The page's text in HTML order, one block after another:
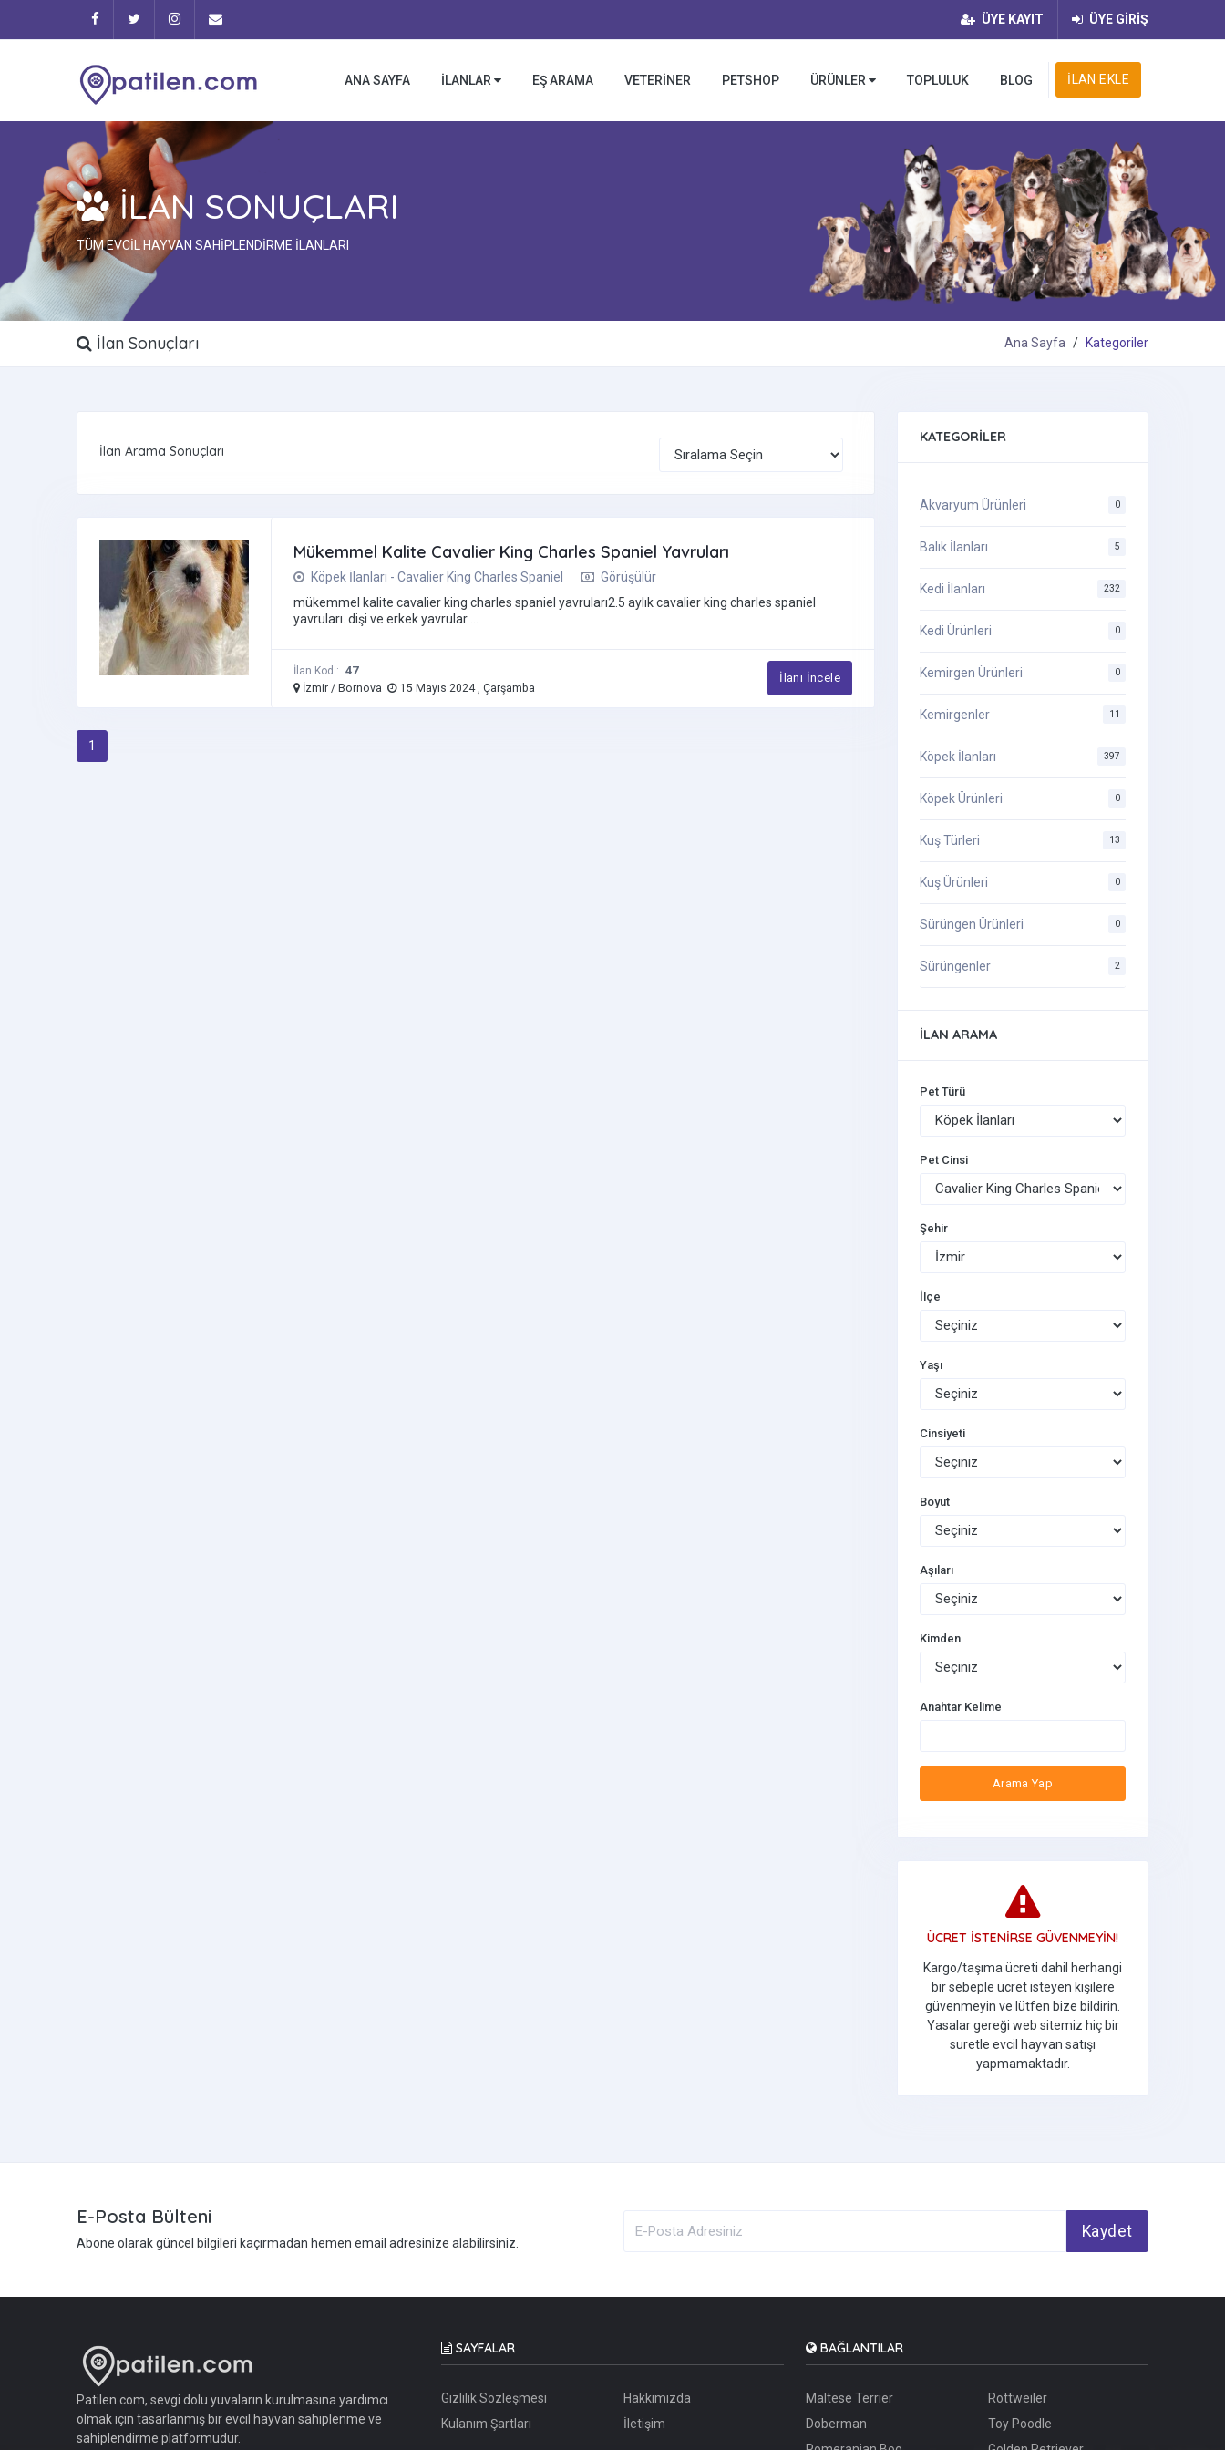
ÜYE KAYIT ÜYE GİRİŞ
ANA SAYFA İLANLAR EŞ ARAMA VETERİNER PETSHOP ÜRÜNLER TOPLULUK BLOG İLAN EKLE
İLAN SONUÇLARI
TÜM EVCİL HAYVAN SAHİPLENDİRME İLANLARI
İlan Sonuçları Ana Sayfa Kategoriler
İlan Arama Sonuçları
Mükemmel Kalite Cavalier King Charles Spaniel Yavruları
Köpek İlanları - Cavalier King Charles Spaniel
Görüşülür
mükemmel kalite cavalier king charles spaniel yavruları2.5 aylık cavalier king charles spaniel
yavruları. dişi ve erkek yavrular ...
İlan Kod : 47
İzmir / Bornova 15 Mayıs 2024 , Çarşamba
İlanı İncele
1
KATEGORILER
Akvaryum Ürünleri 0
Balık İlanları 5
Kedi İlanları 232
Kedi Ürünleri 0
Kemirgen Ürünleri 0
Kemirgenler 11
Köpek İlanları 397
Köpek Ürünleri 0
Kuş Türleri 13
Kuş Ürünleri 0
Sürüngen Ürünleri 0
Sürüngenler 2
İLAN ARAMA
Pet Türü
Pet Cinsi
Şehir
İlçe
Yaşı
Cinsiyeti
Boyut
Aşıları
Kimden
Anahtar Kelime
Arama Yap
ÜCRET İSTENİRSE GÜVENMEYİN!
Kargo/taşıma ücreti dahil herhangi
bir sebeple ücret isteyen kişilere
güvenmeyin ve lütfen bize bildirin.
Yasalar gereği web sitemiz hiç bir
suretle evcil hayvan satışı
yapmamaktadır.
E-Posta Bülteni
Abone olarak güncel bilgileri kaçırmadan hemen email adresinize alabilirsiniz.
Kaydet
Patilen.com, sevgi dolu yuvaların kurulmasına yardımcı
olmak için tasarlanmış bir evcil hayvan sahiplenme ve
sahiplendirme platformudur.
SAYFALAR
Gizlilik Sözleşmesi
Hakkımızda
Kulanım Şartları
İletişim
BAĞLANTILAR
Maltese Terrier
Rottweiler
Doberman
Toy Poodle